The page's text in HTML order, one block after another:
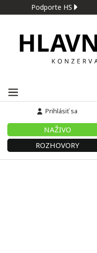
Podporte HS
Prihlásiť sa
NAŽIVO
ROZHOVORY